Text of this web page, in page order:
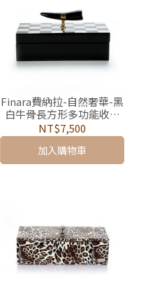
Finara費納拉-自然奢華-黑
白牛骨長方形多功能收納
首飾盒
NT$7,500
加入購物車